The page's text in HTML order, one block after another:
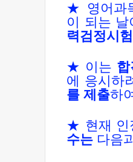
★ 영어
이 되는
력검정시
★ 이는
에 응시하
를 제출하
★ 현재
수는 다음